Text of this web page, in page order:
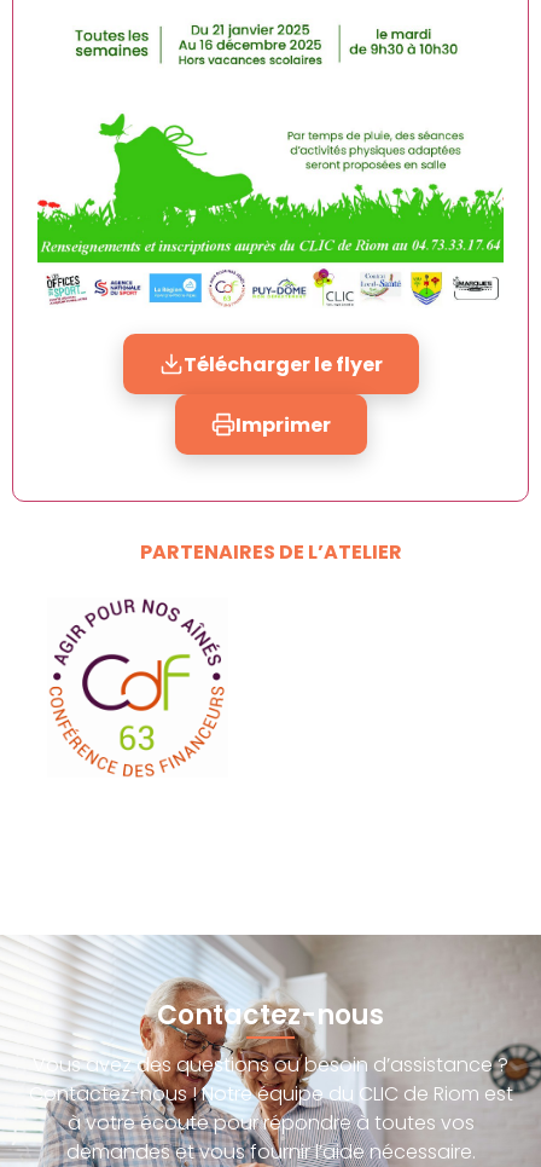
Télécharger le flyer
Imprimer
PARTENAIRES DE L’ATELIER
Contactez-nous
Vous avez des questions ou besoin d’assistance ?
Contactez-nous ! Notre équipe du CLIC de Riom est
à votre écoute pour répondre à toutes vos
demandes et vous fournir l’aide nécessaire.